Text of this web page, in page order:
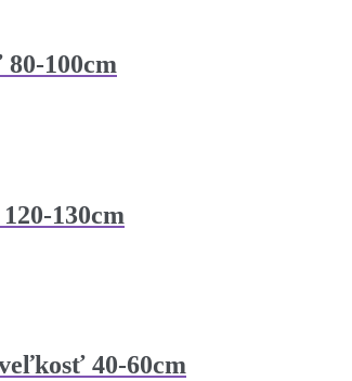
100cm
130cm
40-60cm